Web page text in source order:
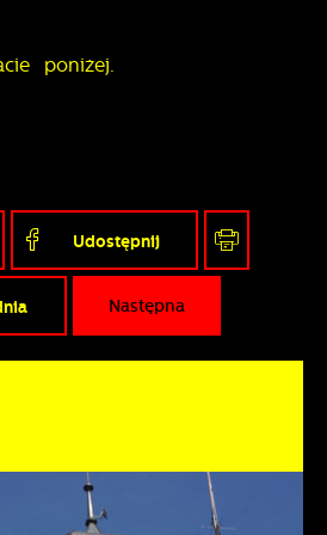
poniżej.
Udostępnij
Następna